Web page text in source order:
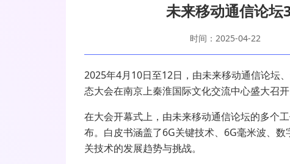
未来移动通信论
时间：2025-04-22
2025年4月10日至12日，由未来移动通信论坛
态大会在南京上秦淮国际文化交流中心盛大召开
在大会开幕式上，由未来移动通信论坛的多个
布。白皮书涵盖了6G关键技术、 6G毫米波、数
关技术的发展趋势与挑战。